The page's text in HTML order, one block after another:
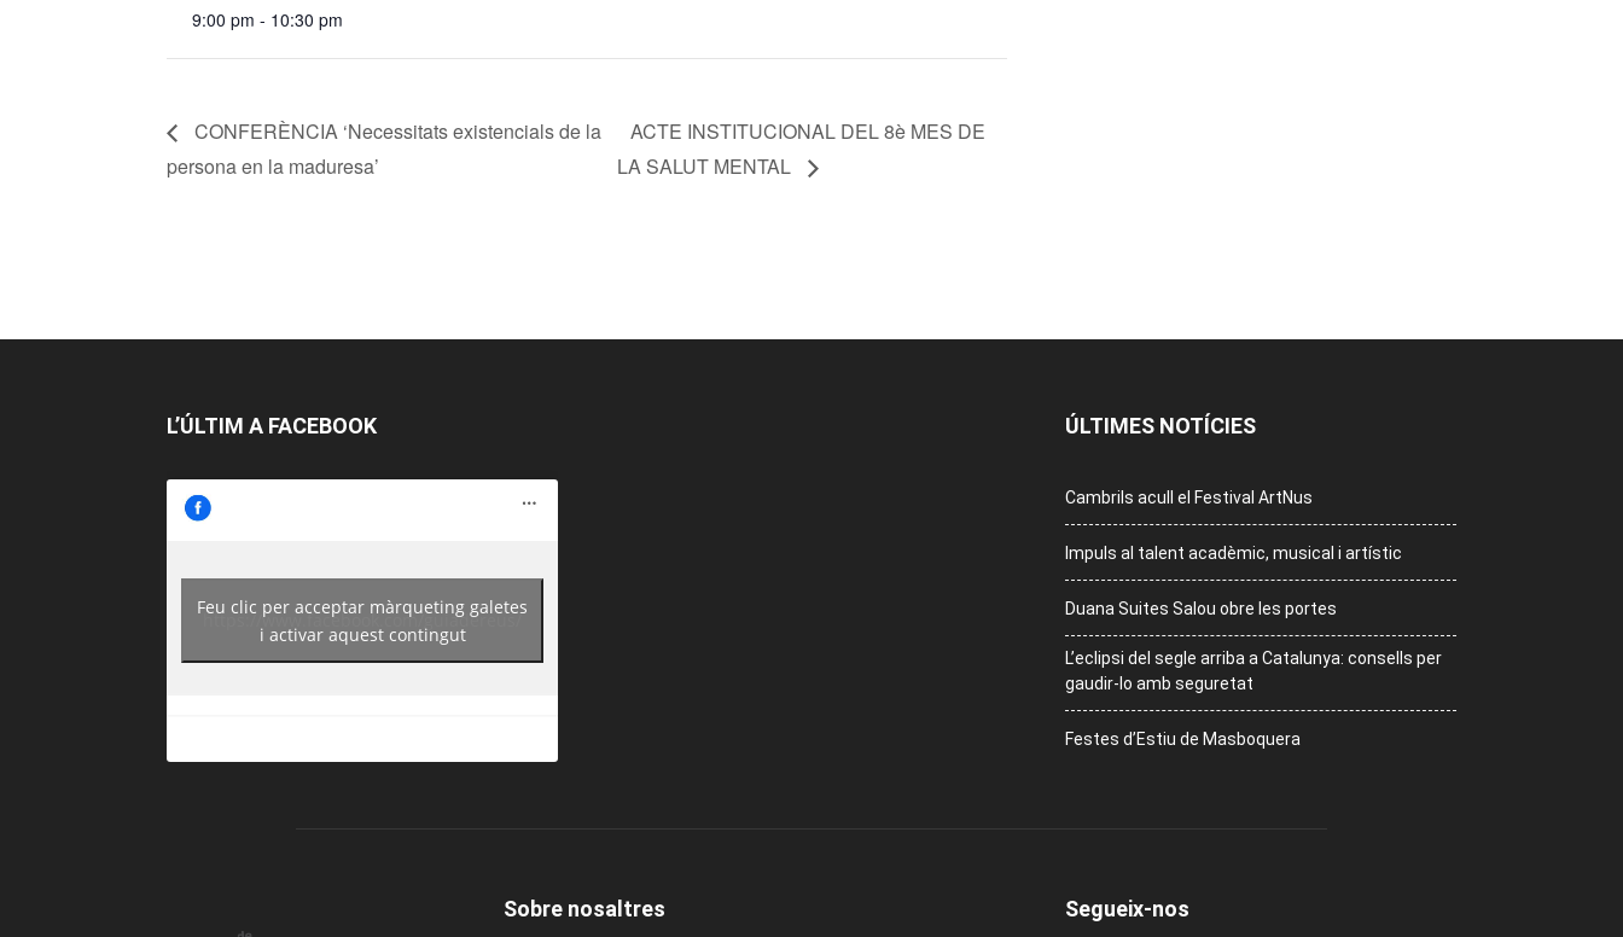
9:00 pm - 10:30 pm
CONFERÈNCIA ‘Necessitats existencials de la
persona en la maduresa’
ACTE INSTITUCIONAL DEL 8è MES DE
LA SALUT MENTAL
L’ÚLTIM A FACEBOOK
https://www.facebook.com/guiadereus/
Feu clic per acceptar màrqueting galetes
i activar aquest contingut
ÚLTIMES NOTÍCIES
Cambrils acull el Festival ArtNus
Impuls al talent acadèmic, musical i artístic
Duana Suites Salou obre les portes
L’eclipsi del segle arriba a Catalunya: consells per
gaudir-lo amb seguretat
Festes d’Estiu de Masboquera
Sobre nosaltres Segueix-nos